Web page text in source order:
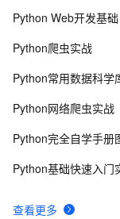
8 python join 和
10python中使用and
查看更多
Python Web开发基础
Python爬虫实战
Python常用数据科学
Python网络爬虫实战
Python完全自学手册
Python基础快速入门